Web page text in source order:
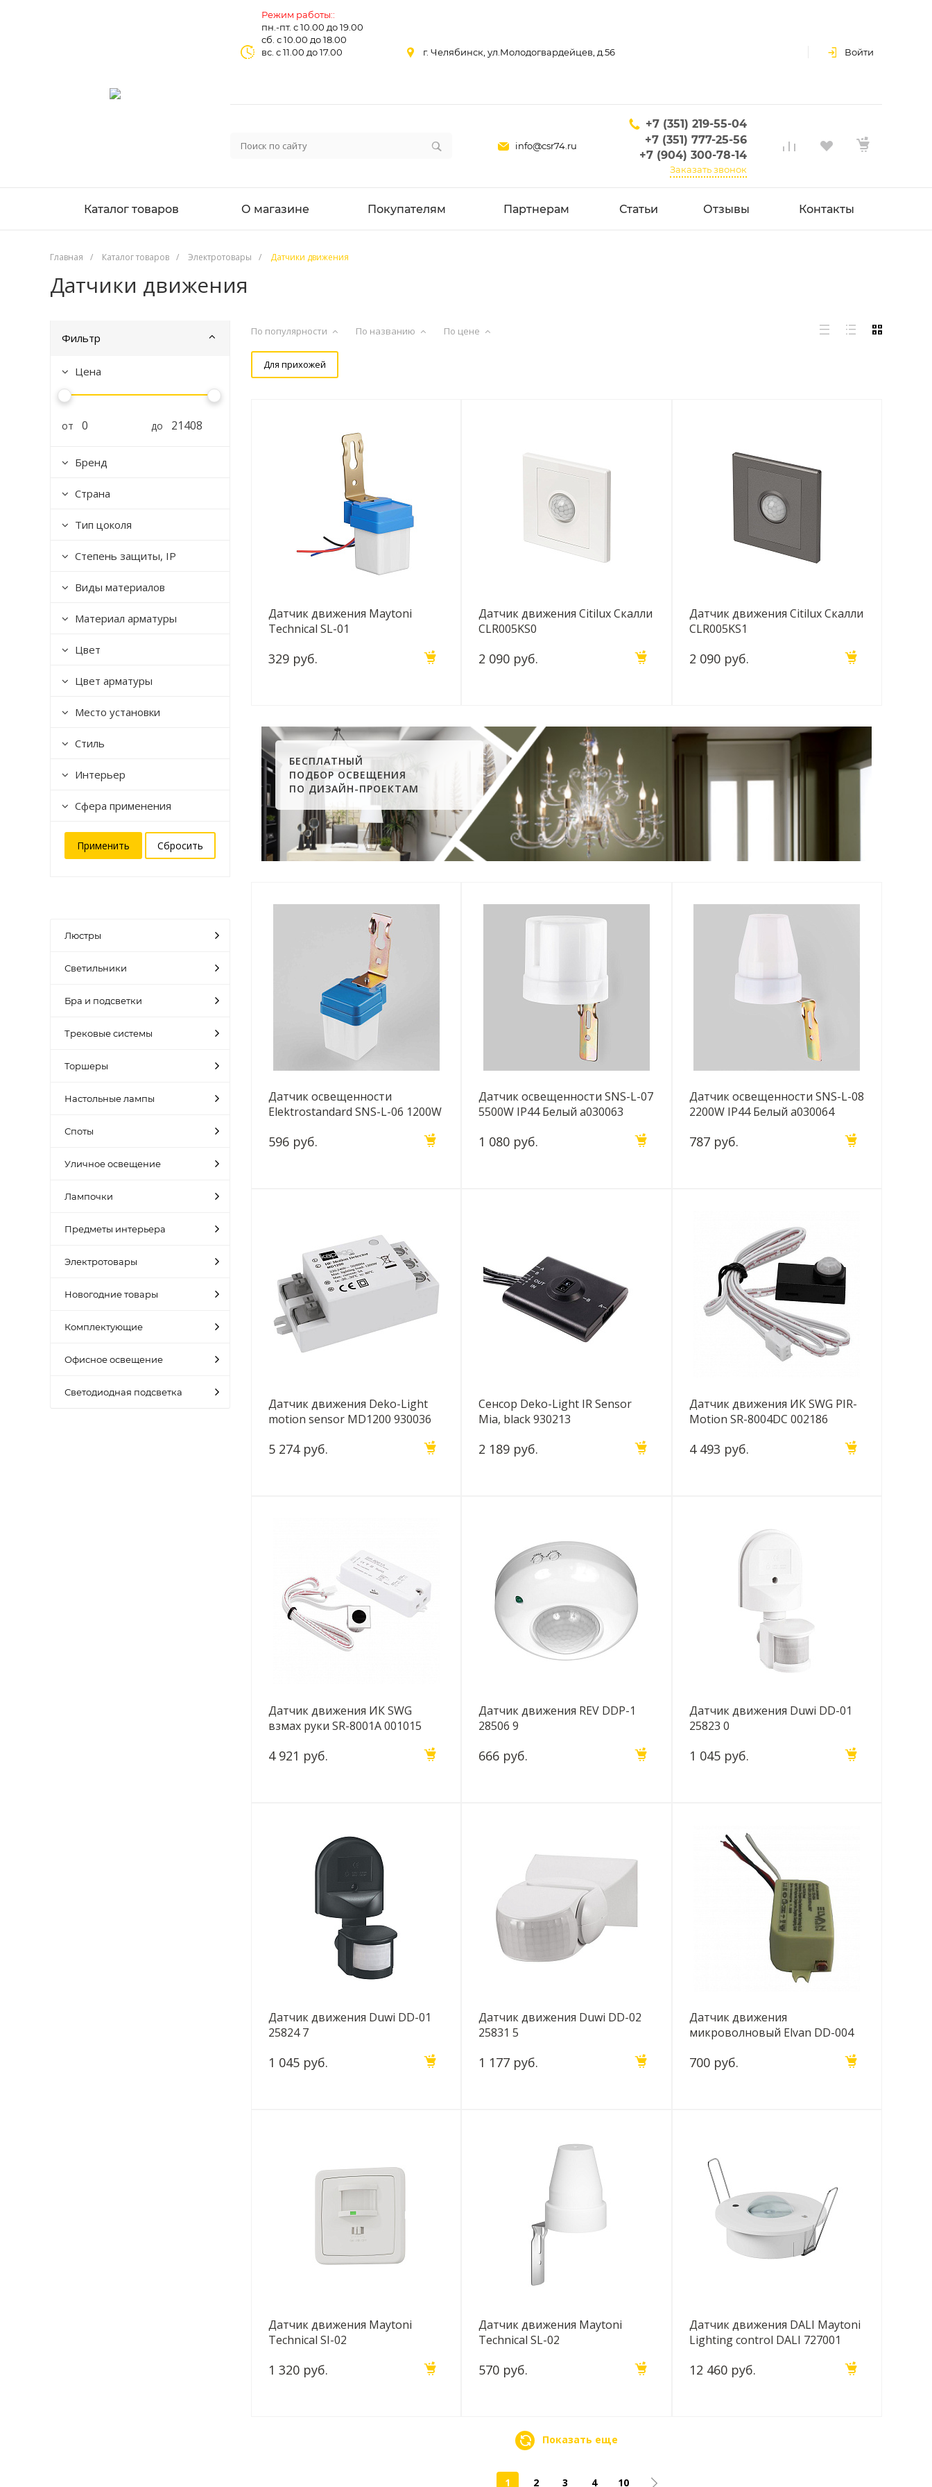
Режим работы::
пн.-пт. с 10.00 до 19.00
сб. с 10.00 до 18.00
вс. с 11.00 до 17.00
г. Челябинск, ул.Молодогвардейцев, д.56 Войти
info@csr74.ru
+7 (351) 219-55-04
+7 (351) 777-25-56
+7 (904) 300-78-14
Заказать звонок
Каталог товаров О магазине Покупателям Партнерам Статьи Отзывы Контакты
Главная / Каталог товаров / Электротовары / Датчики движения
Датчики движения
Фильтр
Цена
от до
Бренд
Страна
Тип цоколя
Степень защиты, IP
Виды материалов
Материал арматуры
Цвет
Цвет арматуры
Место установки
Стиль
Интерьер
Сфера применения
Люстры
Светильники
Бра и подсветки
Трековые системы
Торшеры
Настольные лампы
Споты
Уличное освещение
Лампочки
Предметы интерьера
Электротовары
Новогодние товары
Комплектующие
Офисное освещение
Светодиодная подсветка
По популярности По названию По цене
Для прихожей
Датчик движения Maytoni
Technical SL-01
329 руб.
Датчик движения Citilux Скалли
CLR005KS0
2 090 руб.
Датчик движения Citilux Скалли
CLR005KS1
2 090 руб.
БЕСПЛАТНЫЙ
ПОДБОР ОСВЕЩЕНИЯ
ПО ДИЗАЙН-ПРОЕКТАМ
Датчик освещенности
Elektrostandard SNS-L-06 1200W
596 руб.
Датчик освещенности SNS-L-07
5500W IP44 Белый a030063
1 080 руб.
Датчик освещенности SNS-L-08
2200W IP44 Белый a030064
787 руб.
Датчик движения Deko-Light
motion sensor MD1200 930036
5 274 руб.
Сенсор Deko-Light IR Sensor
Mia, black 930213
2 189 руб.
Датчик движения ИК SWG PIR-
Motion SR-8004DC 002186
4 493 руб.
Датчик движения ИК SWG
взмах руки SR-8001A 001015
4 921 руб.
Датчик движения REV DDP-1
28506 9
666 руб.
Датчик движения Duwi DD-01
25823 0
1 045 руб.
Датчик движения Duwi DD-01
25824 7
1 045 руб.
Датчик движения Duwi DD-02
25831 5
1 177 руб.
Датчик движения
микроволновый Elvan DD-004
700 руб.
Датчик движения Maytoni
Technical SI-02
1 320 руб.
Датчик движения Maytoni
Technical SL-02
570 руб.
Датчик движения DALI Maytoni
Lighting control DALI 727001
12 460 руб.
Показать еще
1 2 3 4 10